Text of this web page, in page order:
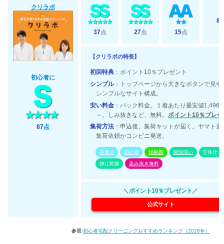
クリラボ
初心者に
87点
37点 27点 15点
8
【クリラボの特長】
初回特典 ：ポイント10％プレゼント
シンプル：トップページから大きなボタンで見や
シンプルなサイト構成。
安い料金 ：パック料金。１着あたり最安値1,496
～。しみ抜きなど、無料。 ポイント10％プレ
集荷方法 ：申込後、集荷キットが届く。ヤマト運
集荷依頼かコンビニ発送。
衣替え 初心者 短納期 個別洗い 立体仕上
静止乾燥 染み抜き無料
＼ポイント10％プレゼント／
公式サイト
参照:初心者宅配クリーニングおすすめランキング（2026年）